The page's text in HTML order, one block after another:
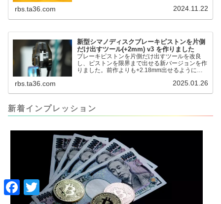
だと。。。▶「ブレーキピストンを戻すツール」
るのかというと、出ているピス...
rbs.ta36.com 2024.11.22
新型シマノディスクブレーキピストンを片側
だけ出すツール(+2mm) v3 を作りました
ブレーキピストンを片側だけ出すツールを改良
し、ピストンを限界まで出せる新バージョンを作
りました。前作よりも+2.18mm出せるようにな
って、オイル漏れするまで試しました。最も安全
ましたが、ギリギリまで攻めてますのでピストン
内部の汚れをさらに掃除できると思います。前作
rbs.ta36.com 2025.01.26
新着インプレッション
F
w
i